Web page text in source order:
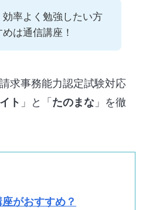
効率よく勉強したい方
は通信講座！
求事務能力認定試験対応
ト 」と「 たのまな」を徹
がおすすめ？